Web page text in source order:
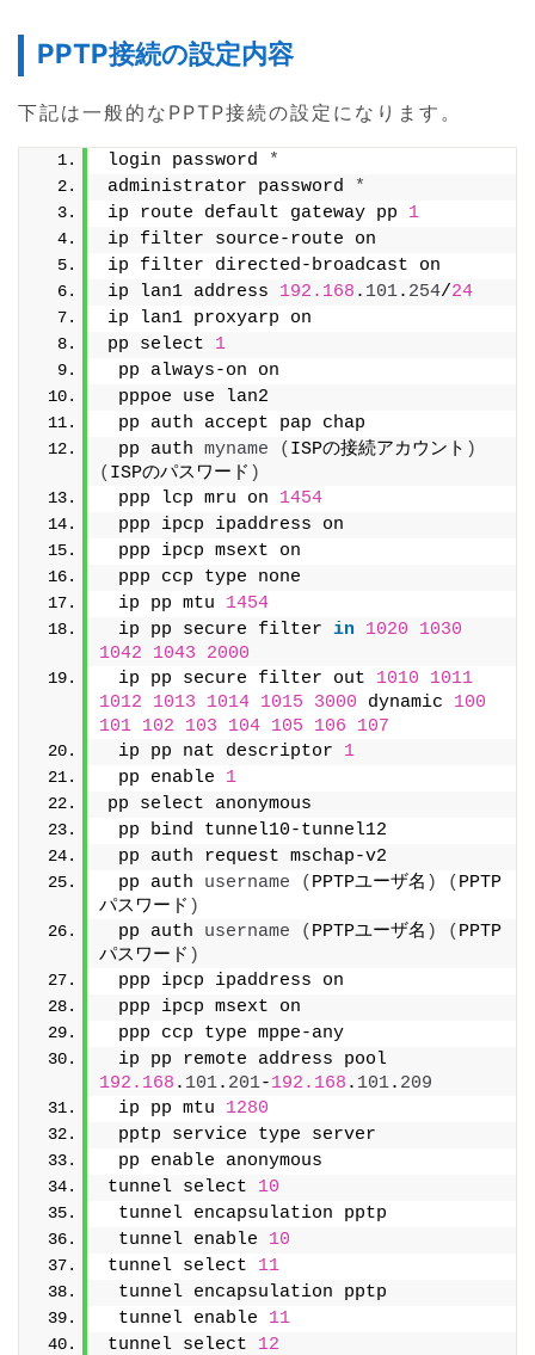
PPTP接続の設定内容
下記は一般的なPPTP接続の設定になります。
login password
*
administrator password
*
ip route default gateway pp 1
ip filter source-route on
ip filter directed-broadcast on
ip lan1 address 192.168 . 101. 254/24
ip lan1 proxyarp on
pp select 1
pp always-on on
pppoe use lan2
pp auth accept pap chap
pp auth myname ( ISPの接続アカウント )
( ISPのパスワード )
ppp lcp mru on 1454
ppp ipcp ipaddress on
ppp ipcp msext on
ppp ccp type none
ip pp mtu 1454
ip pp secure filter in 1020
1030
1042
1043
2000
ip pp secure filter out 1010
1011
1012
1013 1014 1015 3000 dynamic 100
101 102 103 104 105 106
107
ip pp nat descriptor 1
pp enable 1
pp select anonymous
pp bind tunnel10-tunnel12
pp auth request mschap-v2
pp auth username ( PPTPユーザ名 ) ( PPTP
パスワード )
pp auth username ( PPTPユーザ名 ) ( PPTP
パスワード )
ppp ipcp ipaddress on
ppp ipcp msext on
ppp ccp type mppe-any
192.168 . 101. 201-192.168 . 101. 209
ip pp mtu 1280
pptp service type server
pp enable anonymous
tunnel select 10
tunnel encapsulation pptp
tunnel enable 10
tunnel select 11
tunnel encapsulation pptp
tunnel enable 11
tunnel select 12